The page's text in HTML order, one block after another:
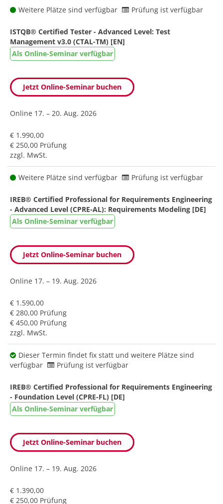
Weitere Plätze sind verfügbar Prüfung ist verfügbar
ISTQB® Certified Tester - Advanced Level: Test
Management v3.0 (CTAL-TM) [EN]
Als Online-Seminar verfügbar
Jetzt Online-Seminar buchen
Online 17. – 20. Aug. 2026
€ 1.990,00
€ 250,00 Prüfung
zzgl. MwSt.
Weitere Plätze sind verfügbar Prüfung ist verfügbar
IREB® Certified Professional for Requirements Engineering
- Advanced Level (CPRE-AL): Requirements Modeling [DE]
Als Online-Seminar verfügbar
Jetzt Online-Seminar buchen
Online 17. – 19. Aug. 2026
€ 1.590,00
€ 280,00 Prüfung
€ 450,00 Prüfung
zzgl. MwSt.
Dieser Termin findet fix statt und weitere Plätze sind
verfügbar
Prüfung ist verfügbar
IREB® Certified Professional for Requirements Engineering
- Foundation Level (CPRE-FL) [DE]
Als Online-Seminar verfügbar
Jetzt Online-Seminar buchen
Online 17. – 19. Aug. 2026
€ 1.390,00
€ 250,00 Prüfung